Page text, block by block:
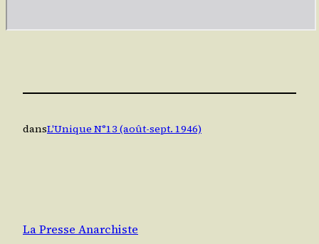
dansL'Unique N°13 (août-sept. 1946)
La Presse Anarchiste